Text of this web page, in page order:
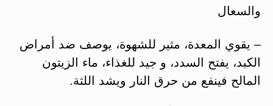
والسعال
– يقوي المعدة، مثير للشهوة، يوصف ضد أمراض
الكبد، يفتح السدد، و جيد للغذاء، ماء الزيتون
المالح فينفع من حرق النار ويشد اللثة.